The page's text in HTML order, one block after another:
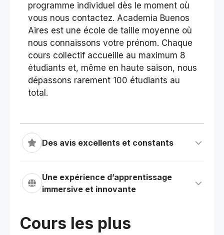
programme individuel dès le moment où
vous nous contactez. Academia Buenos
Aires est une école de taille moyenne où
nous connaissons votre prénom. Chaque
cours collectif accueille au maximum 8
étudiants et, même en haute saison, nous
dépassons rarement 100 étudiants au
total.
Des avis excellents et constants
Une expérience d’apprentissage
immersive et innovante
Cours les plus